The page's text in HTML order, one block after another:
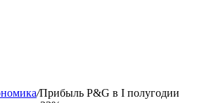
/Прибыль P&G в I полугодии